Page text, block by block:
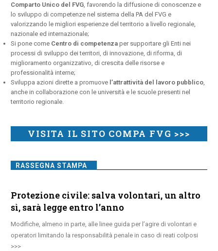
Comparto Unico del FVG , favorendo la diffusione di conoscenze e
lo sviluppo di competenze nel sistema della PA del FVG e
valorizzando le migliori esperienze del territorio a livello regionale,
nazionale ed internazionale;
Si pone come Centro di competenza per supportare gli Enti nei
processi di sviluppo dei territori, di innovazione, di riforma, di
miglioramento organizzativo, di crescita delle risorse e
professionalità interne;
Sviluppa azioni dirette a promuove l’attrattività del lavoro pubblico
anche in collaborazione con le università e le scuole presenti nel
territorio regionale.
VISITA IL SITO COMPA FVG >>>
RASSEGNA STAMPA
Protezione civile: salva volontari, un altro
sì, sarà legge entro l’anno
Modifiche, almeno in parte, alle linee guida per l’agire di volontari e
operatori limitando la responsabilità penale in caso di reati colposi